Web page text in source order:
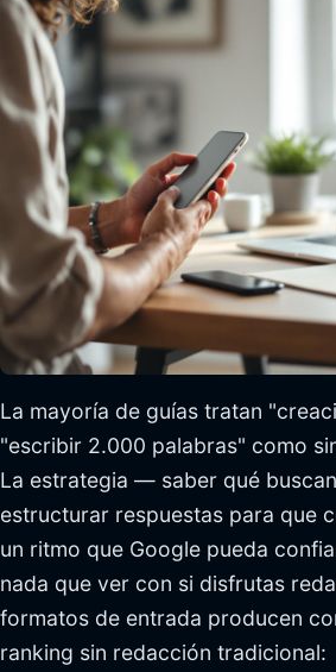
La mayoría de guías tratan
"escribir 2.000 palabras" como
La estrategia — saber qué
estructurar respuestas para que
un ritmo que Google pueda
nada que ver con si disfrutas
formatos de entrada producen
ranking sin redacción tradicional: